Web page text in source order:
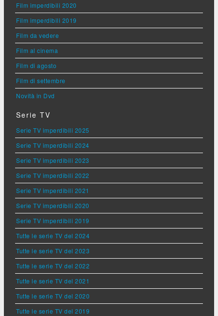
Film imperdibili 2020
Film imperdibili 2019
Film da vedere
Film al cinema
Film di agosto
Film di settembre
Novità in Dvd
Serie TV
Serie TV imperdibili 2025
Serie TV imperdibili 2024
Serie TV imperdibili 2023
Serie TV imperdibili 2022
Serie TV imperdibili 2021
Serie TV imperdibili 2020
Serie TV imperdibili 2019
Tutte le serie TV del 2024
Tutte le serie TV del 2023
Tutte le serie TV del 2022
Tutte le serie TV del 2021
Tutte le serie TV del 2020
Tutte le serie TV del 2019